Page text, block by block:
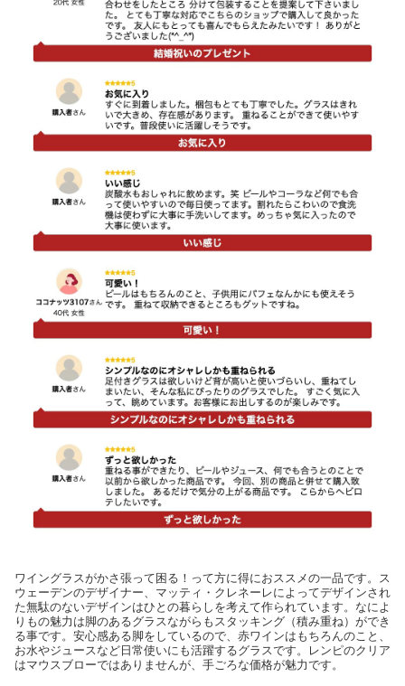
ワイングラスがかさ張って困る！って方に得におススメの一品です。ス
ウェーデンのデザイナー、マッティ・クレネーレによってデザインされ
た無駄のないデザインはひとの暮らしを考えて作られています。なによ
りもの魅力は脚のあるグラスながらもスタッキング（積み重ね）ができ
る事です。安心感ある脚をしているので、赤ワインはもちろんのこと、
お水やジュースなど日常使いにも活躍するグラスです。レンピのクリア
はマウスブローではありませんが、手ごろな価格が魅力です。